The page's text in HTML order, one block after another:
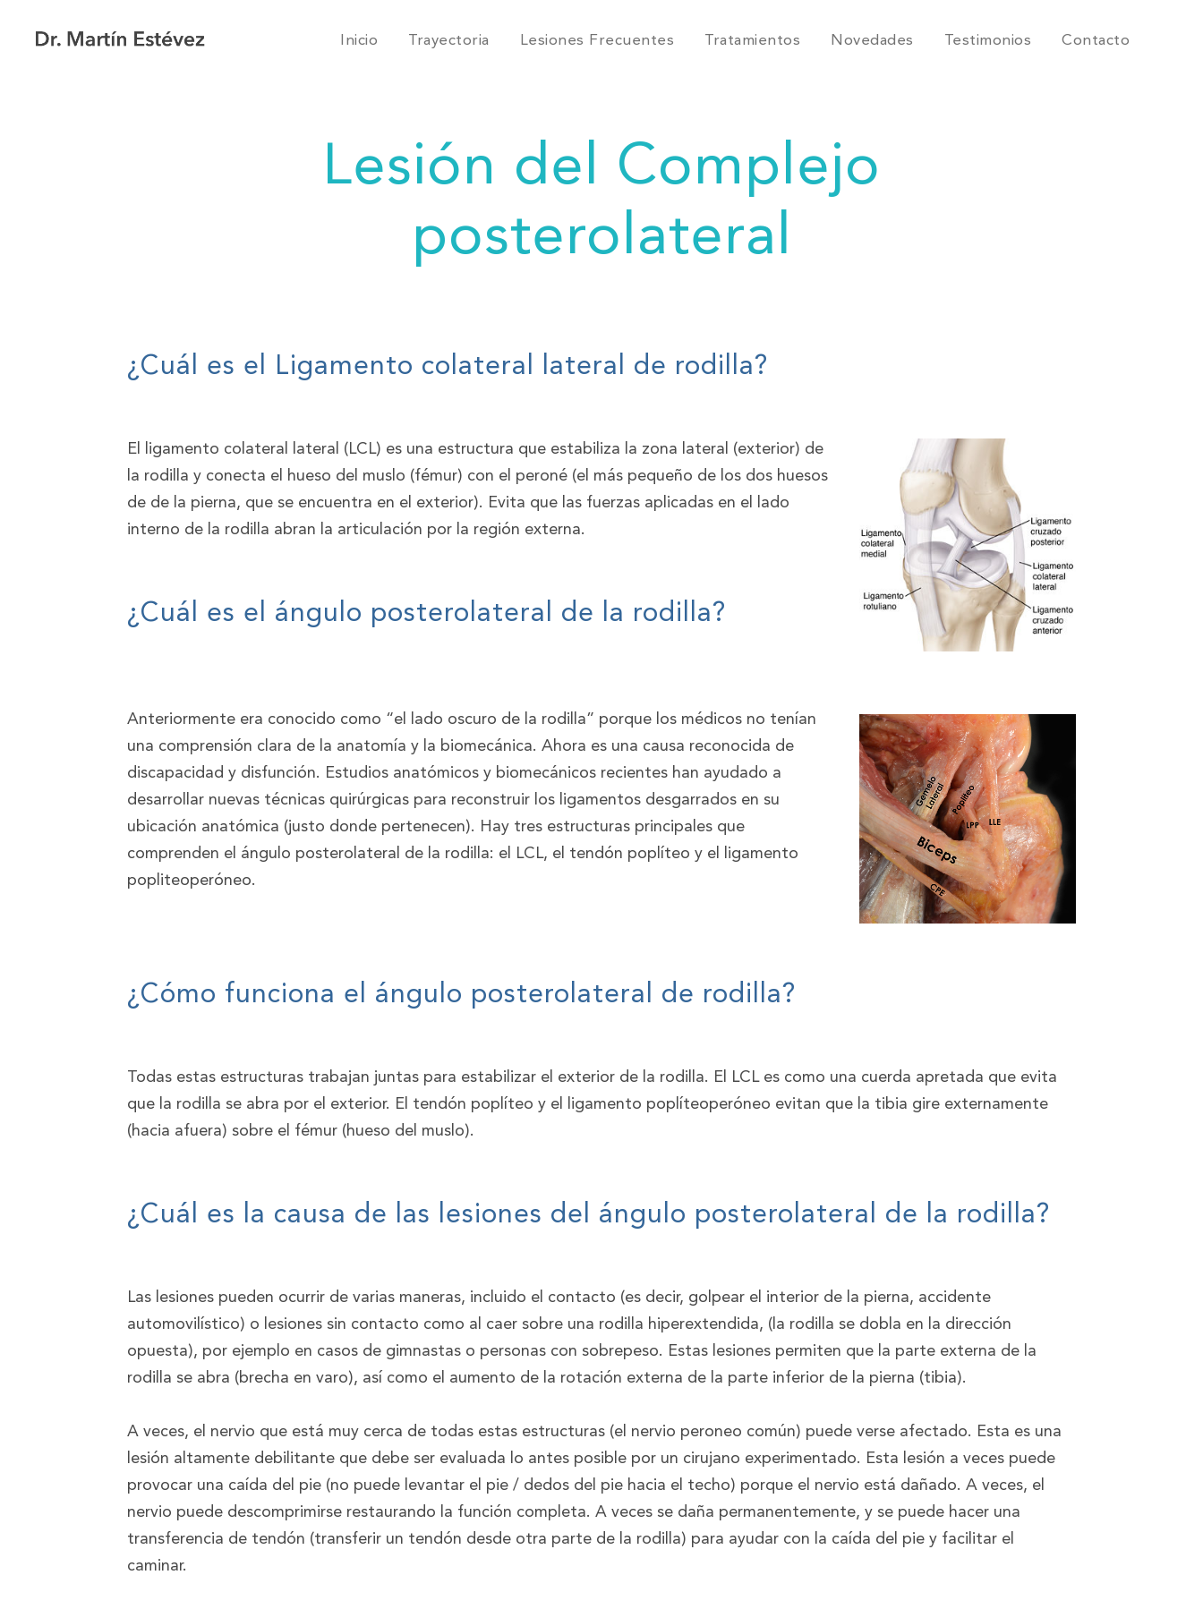
Inicio Trayectoria Lesiones Frecuentes Tratamientos Novedades Testimonios Contacto
Lesión del Complejo
posterolateral
¿Cuál es el Ligamento colateral lateral de rodilla?
El ligamento colateral lateral (LCL) es una estructura que estabiliza la zona lateral (exterior) de
la rodilla y conecta el hueso del muslo (fémur) con el peroné (el más pequeño de los dos huesos
de de la pierna, que se encuentra en el exterior). Evita que las fuerzas aplicadas en el lado
interno de la rodilla abran la articulación por la región externa.
¿Cuál es el ángulo posterolateral de la rodilla?
Anteriormente era conocido como “el lado oscuro de la rodilla” porque los médicos no tenían
una comprensión clara de la anatomía y la biomecánica. Ahora es una causa reconocida de
discapacidad y disfunción. Estudios anatómicos y biomecánicos recientes han ayudado a
desarrollar nuevas técnicas quirúrgicas para reconstruir los ligamentos desgarrados en su
ubicación anatómica (justo donde pertenecen). Hay tres estructuras principales que
comprenden el ángulo posterolateral de la rodilla: el LCL, el tendón poplíteo y el ligamento
popliteoperóneo.
¿Cómo funciona el ángulo posterolateral de rodilla?
Todas estas estructuras trabajan juntas para estabilizar el exterior de la rodilla. El LCL es como una cuerda apretada que evita
que la rodilla se abra por el exterior. El tendón poplíteo y el ligamento poplíteoperóneo evitan que la tibia gire externamente
(hacia afuera) sobre el fémur (hueso del muslo).
¿Cuál es la causa de las lesiones del ángulo posterolateral de la rodilla?
Las lesiones pueden ocurrir de varias maneras, incluido el contacto (es decir, golpear el interior de la pierna, accidente
automovilístico) o lesiones sin contacto como al caer sobre una rodilla hiperextendida, (la rodilla se dobla en la dirección
opuesta), por ejemplo en casos de gimnastas o personas con sobrepeso. Estas lesiones permiten que la parte externa de la
rodilla se abra (brecha en varo), así como el aumento de la rotación externa de la parte inferior de la pierna (tibia).
A veces, el nervio que está muy cerca de todas estas estructuras (el nervio peroneo común) puede verse afectado. Esta es una
lesión altamente debilitante que debe ser evaluada lo antes posible por un cirujano experimentado. Esta lesión a veces puede
provocar una caída del pie (no puede levantar el pie / dedos del pie hacia el techo) porque el nervio está dañado. A veces, el
nervio puede descomprimirse restaurando la función completa. A veces se daña permanentemente, y se puede hacer una
transferencia de tendón (transferir un tendón desde otra parte de la rodilla) para ayudar con la caída del pie y facilitar el
caminar.